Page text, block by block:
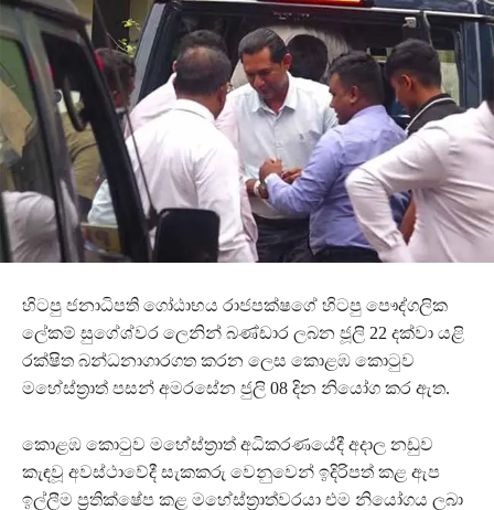
හිටපු ජනාධිපති ගෝඨාභය රාජපක්ෂගේ හිටපු පෞද්ගලික
ලේකම් සුගේශ්වර ලෙනින් බණ්ඩාර ලබන ජූලි 22 දක්වා යළි
රක්ෂිත බන්ධනාගාරගත කරන ලෙස කොළඹ කොටුව
මහේස්ත්‍රාත් පසන් අමරසේන ජුලි 08 දින නියෝග කර ඇත.
කොළඹ කොටුව මහේස්ත්‍රාත් අධිකරණයේදී අදාල නඩුව
කැඳවූ අවස්ථාවේදී සැකකරු වෙනුවෙන් ඉදිරිපත් කළ ඇප
ඉල්ලීම ප්‍රතික්ෂේප කළ මහේස්ත්‍රාත්වරයා එම නියෝගය ලබා